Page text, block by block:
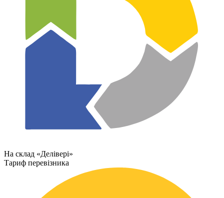
На склад «Делівері»
Тариф перевізника